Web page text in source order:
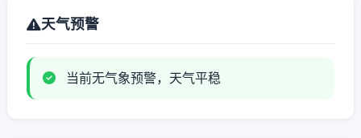
天气预警
当前无气象预警，天气平稳